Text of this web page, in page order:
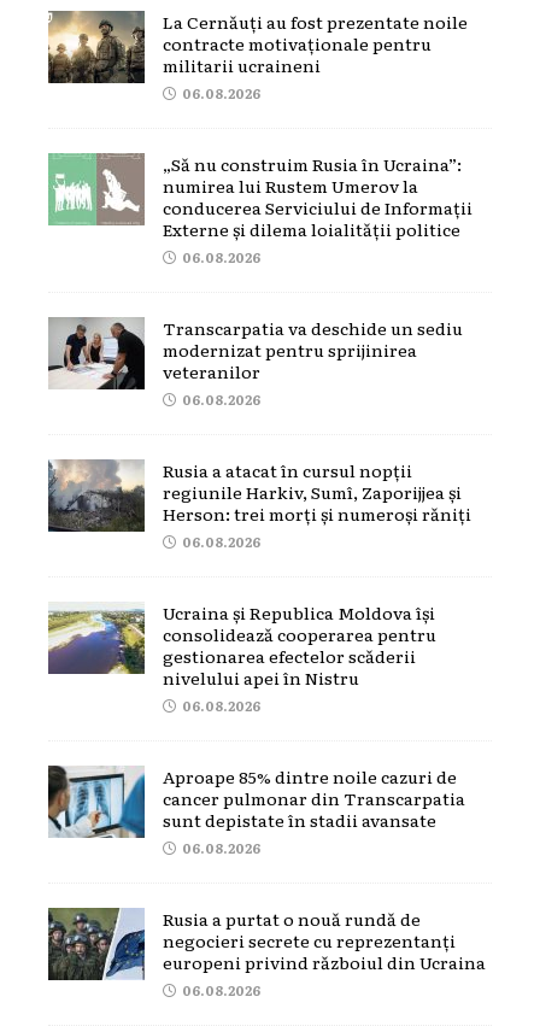
La Cernăuți au fost prezentate noile
contracte motivaționale pentru
militarii ucraineni
06.08.2026
„Să nu construim Rusia în Ucraina”:
numirea lui Rustem Umerov la
conducerea Serviciului de Informații
Externe și dilema loialității politice
06.08.2026
Transcarpatia va deschide un sediu
modernizat pentru sprijinirea
veteranilor
06.08.2026
Rusia a atacat în cursul nopții
regiunile Harkiv, Sumî, Zaporijjea și
Herson: trei morți și numeroși răniți
06.08.2026
Ucraina și Republica Moldova își
consolidează cooperarea pentru
gestionarea efectelor scăderii
nivelului apei în Nistru
06.08.2026
Aproape 85% dintre noile cazuri de
cancer pulmonar din Transcarpatia
sunt depistate în stadii avansate
06.08.2026
Rusia a purtat o nouă rundă de
negocieri secrete cu reprezentanți
europeni privind războiul din Ucraina
06.08.2026